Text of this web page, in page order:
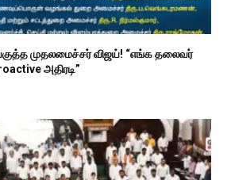
முதலமைச்சர் விஜய்! “எங்க தலைவர்
அதிரடி”